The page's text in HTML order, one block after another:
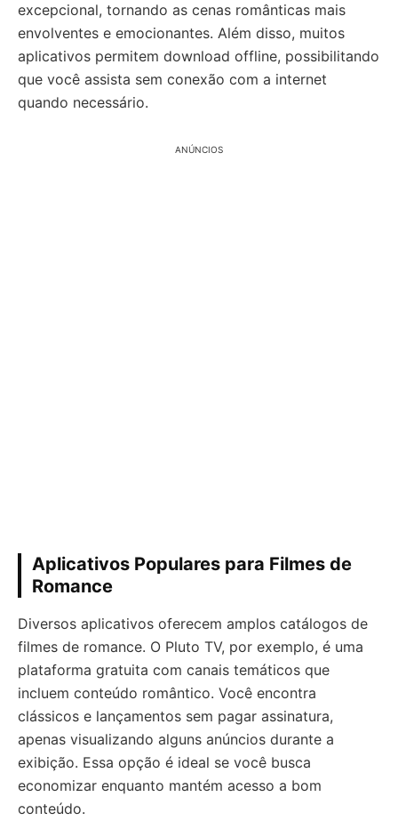
excepcional, tornando as cenas românticas mais
envolventes e emocionantes. Além disso, muitos
aplicativos permitem download offline, possibilitando
que você assista sem conexão com a internet
quando necessário.
ANÚNCIOS
Aplicativos Populares para Filmes de
Romance
Diversos aplicativos oferecem amplos catálogos de
filmes de romance. O Pluto TV, por exemplo, é uma
plataforma gratuita com canais temáticos que
incluem conteúdo romântico. Você encontra
clássicos e lançamentos sem pagar assinatura,
apenas visualizando alguns anúncios durante a
exibição. Essa opção é ideal se você busca
economizar enquanto mantém acesso a bom
conteúdo.